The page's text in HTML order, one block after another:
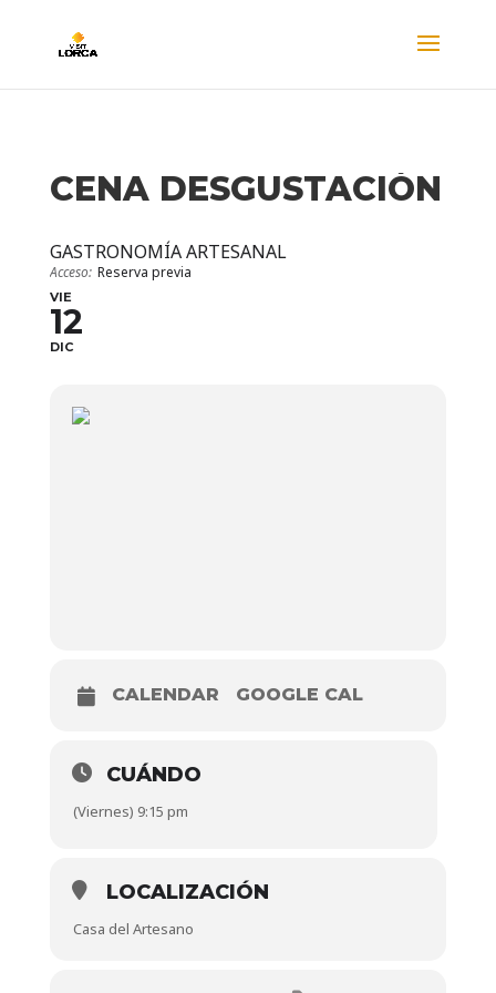
CENA DESGUSTACIÓN
GASTRONOMÍA ARTESANAL
Acceso: Reserva previa
VIE
12
DIC
CALENDAR GOOGLE CAL
CUÁNDO
(Viernes) 9:15 pm
LOCALIZACIÓN
Casa del Artesano